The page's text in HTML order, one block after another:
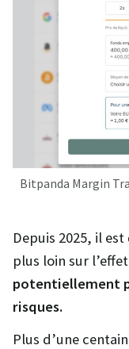
Bitpanda Margin
Depuis 2025, il
plus loin sur
potentiellement
risques.
Plus d’une